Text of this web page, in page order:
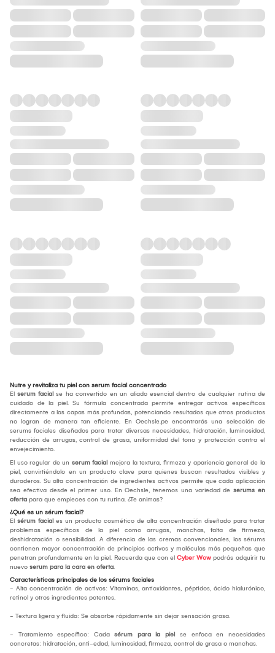
Nutre y revitaliza tu piel con serum facial concentrado
El serum facial se ha convertido en un aliado esencial dentro de cualquier rutina de
cuidado de la piel. Su fórmula concentrada permite entregar activos específicos
directamente a las capas más profundas, potenciando resultados que otros productos
no logran de manera tan eficiente. En Oechsle.pe encontrarás una selección de
serums faciales diseñados para tratar diversas necesidades, hidratación, luminosidad,
reducción de arrugas, control de grasa, uniformidad del tono y protección contra el
envejecimiento.
El uso regular de un serum facial mejora la textura, firmeza y apariencia general de la
piel, convirtiéndolo en un producto clave para quienes buscan resultados visibles y
duraderos. Su alta concentración de ingredientes activos permite que cada aplicación
sea efectiva desde el primer uso. En Oechsle, tenemos una variedad de serums en
oferta para que empieces con tu rutina. ¿Te animas?
¿Qué es un sérum facial?
El sérum facial es un producto cosmético de alta concentración diseñado para tratar
problemas específicos de la piel como arrugas, manchas, falta de firmeza,
deshidratación o sensibilidad. A diferencia de las cremas convencionales, los sérums
contienen mayor concentración de principios activos y moléculas más pequeñas que
penetran profundamente en la piel. Recuerda que con el Cyber Wow podrás adquirir tu
nuevo serum para la cara en oferta.
Características principales de los sérums faciales
- Alta concentración de activos: Vitaminas, antioxidantes, péptidos, ácido hialurónico,
retinol y otros ingredientes potentes.
- Textura ligera y fluida: Se absorbe rápidamente sin dejar sensación grasa.
- Tratamiento específico: Cada sérum para la piel se enfoca en necesidades
concretas: hidratación, anti-edad, luminosidad, firmeza, control de grasa o manchas.